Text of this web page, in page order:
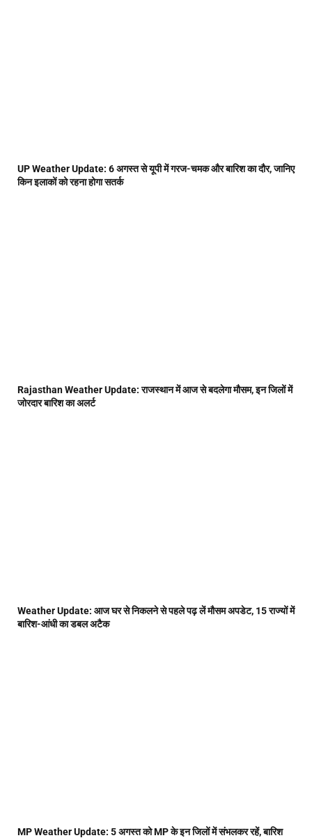
UP Weather Update: 6 अगस्त से यूपी में गरज-चमक और बारिश का दौर, जानिए
किन इलाकों को रहना होगा सतर्क
Rajasthan Weather Update: राजस्थान में आज से बदलेगा मौसम, इन जिलों में
जोरदार बारिश का अलर्ट
Weather Update: आज घर से निकलने से पहले पढ़ लें मौसम अपडेट, 15 राज्यों में
बारिश-आंधी का डबल अटैक
MP Weather Update: 5 अगस्त को MP के इन जिलों में संभलकर रहें, बारिश